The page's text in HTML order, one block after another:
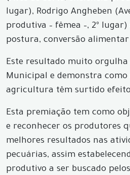
lugar), Rodrigo Angheben
produtiva – fêmea –, 2º
postura, conversão alimentar
Este resultado muito
Municipal e demonstra
agricultura têm surtido
Esta premiação tem como
e reconhecer os produtores
melhores resultados nas
pecuárias, assim
produtivo a ser buscado